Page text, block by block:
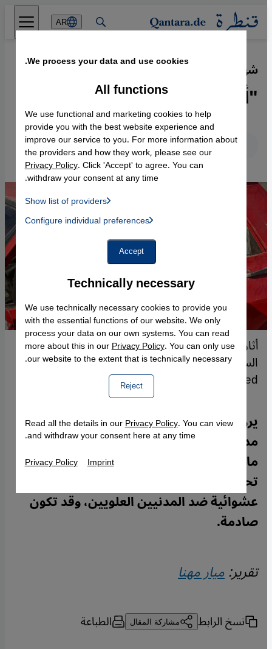
Direkt zum Inhalt springen
AR
شهادات صادمة من الساحل السوري·
24.03.2025
"أنا الناجي الوحيد من عائلتي"
Deutsch
English عربي
أثارت أحداث العنف الطائفي التي شهدها الساحل
السوري ردود فعل إقليمية ودولية واسعة. (Photo:
Picture Alliance /AP Photo /G. Alsayed)
يروي ناجون من أعمال العنف، التي اجتاحت
مدن الساحل السوري خلال الفترة 6-10
مارس/آذار، لموقع "قنطرة" قصصهم. تحذير:
تحتوي الشهادات تفاصيل عمليات قتل
عشوائية ضد المدنيين العلويين، وقد تكون
صادمة.
تقرير:ميار مهنا
نسخ الرابط مشاركة المقال الطباعة
We process your data and use cookies.
Technically necessary
We use technically necessary cookies to provide you
with the essential functions of our website. We only
process your data on our own systems. You can read
more about this in ourPrivacy Policy. You can only use
our website to the extent that is technically necessary.
Reject
All functions
We use functional and marketing cookies to help
provide you with the best website experience and
improve our service to you. For more information about
the providers and how they work, please see our
Privacy Policy. Click 'Accept' to agree. You can
withdraw your consent at any time.
Show list of providers
Instagram Embed, Twitter Embed, Youtube Embed
Facebook Embed / Facebook Connect
Google Maps Embed
Configure individual preferences
Accept
Read all the details in ourPrivacy Policy. You can view
and withdraw your consent here at any time.
Privacy Policy Imprint